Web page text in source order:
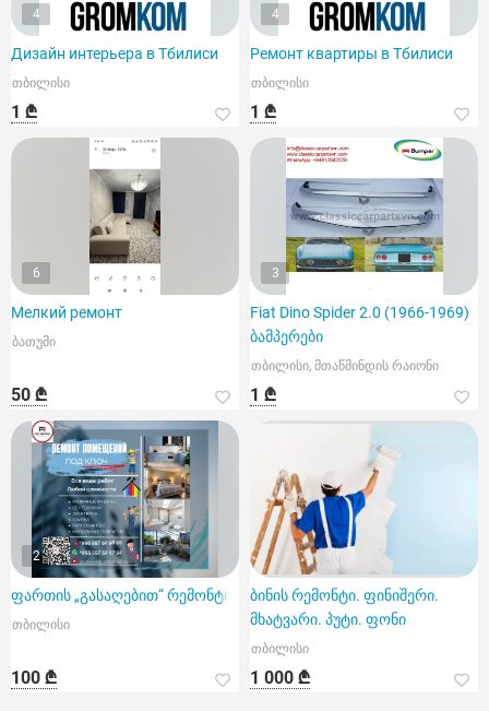
4
Дизайн интерьера в Тбилиси
თბილისი
1 ₾
4
Ремонт квартиры в Тбилиси
თბილისი
1 ₾
6
Мелкий ремонт
ბათუმი
50 ₾
3
Fiat Dino Spider 2.0 (1966-1969)
ბამპერები
თბილისი, მთაწმინდის რაიონი
1 ₾
2
ფართის „გასაღებით“ რემონტი
თბილისი
100 ₾
ბინის რემონტი. ფინიშერი.
მხატვარი. პუტი. ფონი
თბილისი
1 000 ₾